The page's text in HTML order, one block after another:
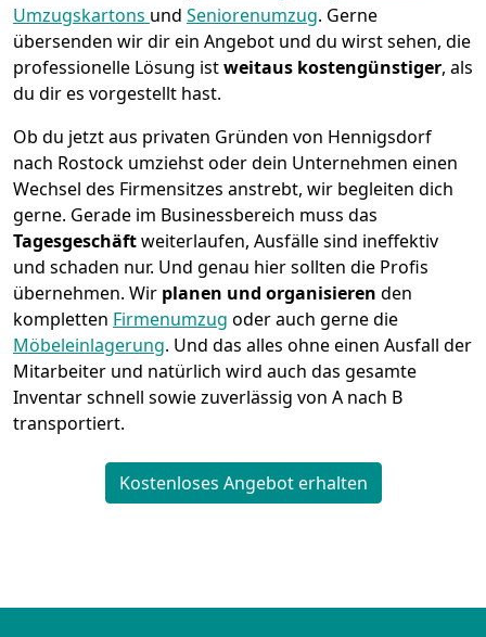
Umzugskartons und Seniorenumzug. Gerne
übersenden wir dir ein Angebot und du wirst sehen, die
professionelle Lösung istweitaus kostengünstiger, als
du dir es vorgestellt hast.
Ob du jetzt aus privaten Gründen von Hennigsdorf
nach Rostock umziehst oder dein Unternehmen einen
Wechsel des Firmensitzes anstrebt, wir begleiten dich
gerne. Gerade im Businessbereich muss das
Tagesgeschäftweiterlaufen, Ausfälle sind ineffektiv
und schaden nur. Und genau hier sollten die Profis
übernehmen. Wir planen und organisieren den
kompletten Firmenumzug oder auch gerne die
Möbeleinlagerung. Und das alles ohne einen Ausfall der
Mitarbeiter und natürlich wird auch das gesamte
Inventar schnell sowie zuverlässig von A nach B
transportiert.
Kostenloses Angebot erhalten